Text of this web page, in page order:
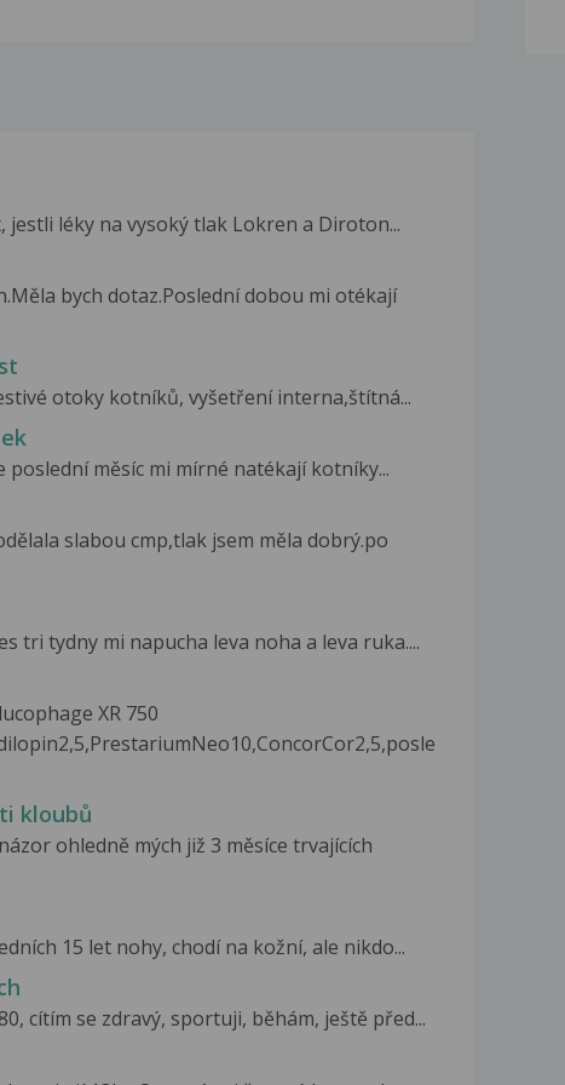
jestli léky na vysoký tlak Lokren a Diroton...
bych dotaz.Poslední dobou mi otékají
otoky kotníků, vyšetření interna,štítná...
poslední měsíc mi mírné natékají kotníky...
slabou cmp,tlak jsem měla dobrý.po
tri tydny mi napucha leva noha a leva ruka....
XR 750
kloubů
ohledně mých již 3 měsíce trvajících
15 let nohy, chodí na kožní, ale nikdo...
cítím se zdravý, sportuji, běhám, ještě před...